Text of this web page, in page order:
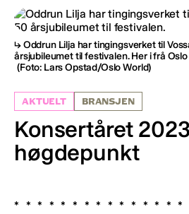
Oddrun Lilja har tingingsverket til
årsjubileumet til festivalen. Her i frå
(Foto: Lars Opstad/Oslo World)
AKTUELT BRANSJEN
Konsertåret
høgdepunkt